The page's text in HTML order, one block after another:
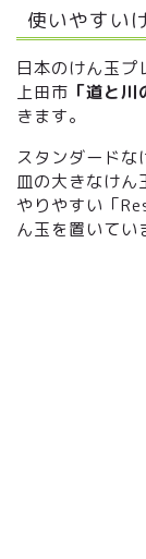
使いやすい
日本のけん玉
上田市 「道と川
きます。
スタンダードな
皿の大きなけ
やりやすい「
ん玉を置いてい